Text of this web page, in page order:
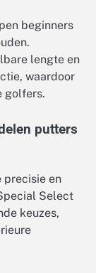
beginners
lengte en
waardoor
golfers.
putters
precisie en
Select
keuzes,